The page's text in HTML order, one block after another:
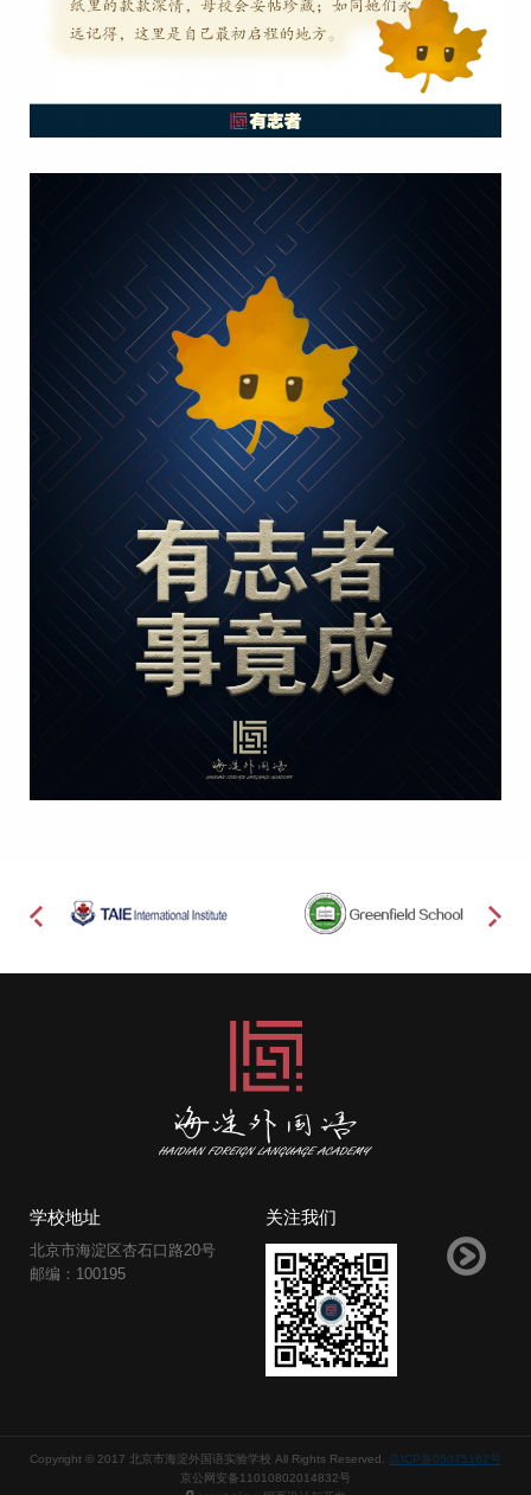
学校地址
北京市海淀区杏石口路20号
邮编：100195
关注我们
Copyright © 2017 北京市海淀外国语实验学校 All Rights Reserved. 京ICP备05075162号
京公网安备11010802014832号